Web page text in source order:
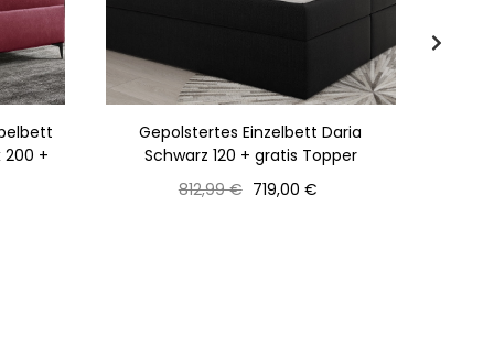
200 +
Gepolstertes Einzelbett Daria
Schwarz 120 + gratis Topper
Normaler
812,99 € Preis
719,00 €